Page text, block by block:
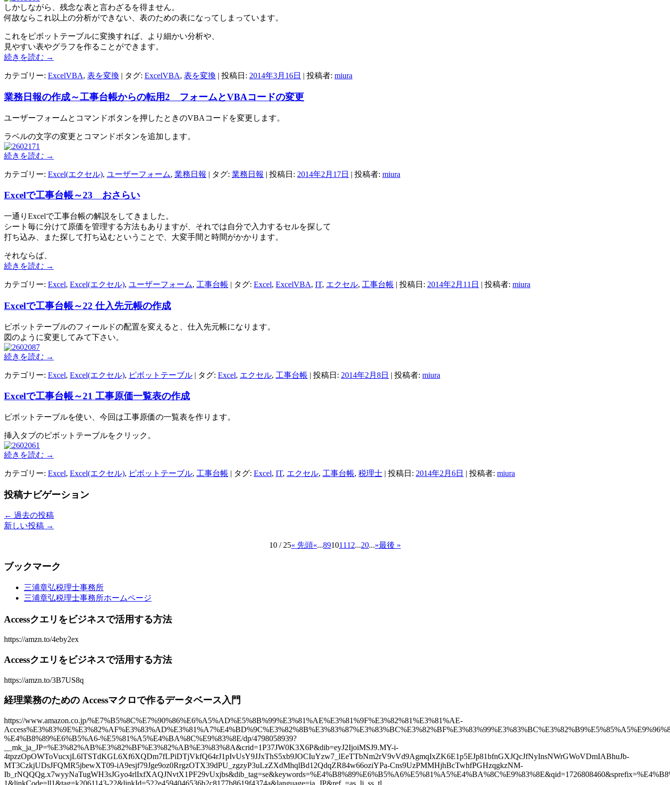
しかしながら、残念な表と言わざるを得ません。
何故ならこれ以上の分析ができない、表のための表になってしまっています。
これをピボットテーブルに変換すれば、より細かい分析や、
見やすい表やグラフを作ることができます。
続きを読む →
カテゴリー: ExcelVBA, 表を変換 | タグ: ExcelVBA, 表を変換 | 投稿日: 2014年3月16日 | 投稿者: miura
業務日報の作成～工事台帳からの転用2 フォームとVBAコードの変更
ユーザーフォームとコマンドボタンを押したときのVBAコードを変更します。
ラベルの文字の変更とコマンドボタンを追加します。
続きを読む →
カテゴリー: Excel(エクセル), ユーザーフォーム, 業務日報 | タグ: 業務日報 | 投稿日: 2014年2月17日 | 投稿者: miura
Excelで工事台帳～23 おさらい
一通りExcelで工事台帳の解説をしてきました。
シート毎に分けて原価を管理する方法もありますが、それでは自分で入力するセルを探して
打ち込み、また探して打ち込むということで、大変手間と時間がかかります。
それならば、
続きを読む →
カテゴリー: Excel, Excel(エクセル), ユーザーフォーム, 工事台帳 | タグ: Excel, ExcelVBA, IT, エクセル, 工事台帳 | 投稿日: 2014年2月11日 | 投稿者: miura
Excelで工事台帳～22 仕入先元帳の作成
ピボットテーブルのフィールドの配置を変えると、仕入先元帳になります。
図のように変更してみて下さい。
続きを読む →
カテゴリー: Excel, Excel(エクセル), ピボットテーブル | タグ: Excel, エクセル, 工事台帳 | 投稿日: 2014年2月8日 | 投稿者: miura
Excelで工事台帳～21 工事原価一覧表の作成
ピボットテーブルを使い、今回は工事原価の一覧表を作ります。
挿入タブのピボットテーブルをクリック。
続きを読む →
カテゴリー: Excel, Excel(エクセル), ピボットテーブル, 工事台帳 | タグ: Excel, IT, エクセル, 工事台帳, 税理士 | 投稿日: 2014年2月6日 | 投稿者: miura
投稿ナビゲーション
← 過去の投稿
新しい投稿 →
10 / 25« 先頭«...89101112...20...»最後 »
ブックマーク
三浦章弘税理士事務所
三浦章弘税理士事務所ホームページ
Accessクエリをビジネスで活用する方法
https://amzn.to/4eby2ex
Accessクエリをビジネスで活用する方法
https://amzn.to/3B7US8q
経理業務のための Accessマクロで作るデータベース入門
https://www.amazon.co.jp/%E7%B5%8C%E7%90%86%E6%A5%AD%E5%8B%99%E3%81%AE%E3%81%9F%E3%82%81%E3%81%AE-
%E4%B8%89%E6%B5%A6-%E5%81%A5%E4%BA%8C%E9%83%8E/dp/4798058939?
__mk_ja_JP=%E3%82%AB%E3%82%BF%E3%82%AB%E3%83%8A&crid=1P37JW0K3X6P&dib=eyJ2IjoiMSJ9.MY-i-
4tpzzOpOWToVucxjL6lTSTdKGL6Xf6XQDm7fLPiDTjVkfQ64rJ1pIvUsY9JJxThS5xb9JOCIuYzw7_lEeTTbNm2rV9vVd9AgmqIxZK6E1p5EJp81bfnGXJQcJfNyInsNWrGWoVDmIABhuJb-
MT3CzkjUDsJFQMR5jbewXT09-iA9esjf79Jge9oz0RrgzOTX39dPU_zgzyP3uLzZXdMhqlBd12QdqZR84w66oziYPa-Cns9UzPMMHjhBcTwhfPGHzqgkzNM-